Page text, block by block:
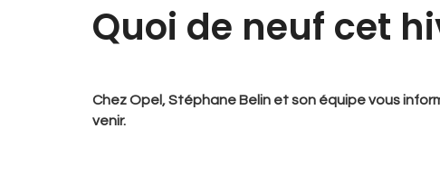
Quoi de neuf cet
Chez Opel, Stéphane Belin et son équipe vous
venir.